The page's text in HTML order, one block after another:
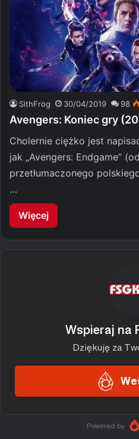
SithFrog 30/04/2019 98
Avengers: Koniec gry
Cholernie ciężko jest
jak „Avengers: Endgame”
przetłumaczonego
…
Więcej